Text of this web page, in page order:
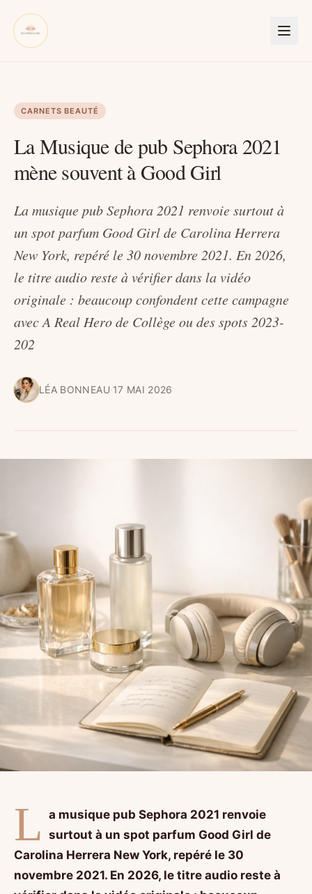
CARNETS BEAUTÉ
La Musique de pub Sephora 2021
mène souvent à Good Girl
La musique pub Sephora 2021 renvoie surtout à
un spot parfum Good Girl de Carolina Herrera
New York, repéré le 30 novembre 2021. En 2026,
le titre audio reste à vérifier dans la vidéo
originale : beaucoup confondent cette campagne
avec A Real Hero de Collège ou des spots 2023-
202
LÉA BONNEAU·17 MAI 2026
L
a musique pub Sephora 2021 renvoie
surtout à un spot parfum Good Girl de
Carolina Herrera New York, repéré le 30
novembre 2021. En 2026, le titre audio reste à